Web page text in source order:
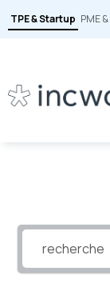
TPE & Startup PME